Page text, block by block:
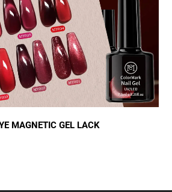
MAGNETIC GEL LACK